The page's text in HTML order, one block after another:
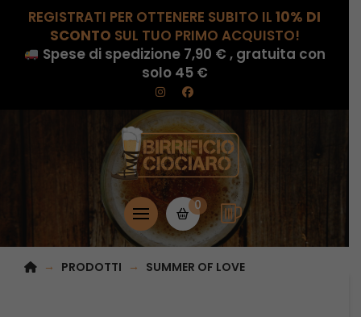
REGISTRATI PER OTTENERE SUBITO IL 10% DI
SCONTO SUL TUO PRIMO ACQUISTO!
Spese di spedizione 7,90 € , gratuita con
solo 45 €
0
HOME
→ PRODOTTI → SUMMER OF LOVE